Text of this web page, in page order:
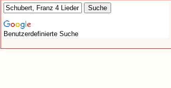
Benutzerdefinierte Suche